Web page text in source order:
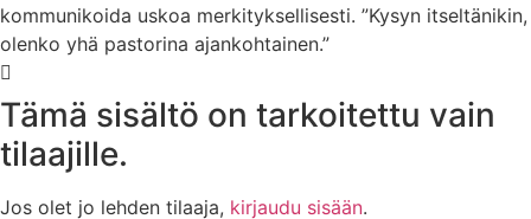
kommunikoida uskoa merkityksellisesti. ”Kysyn itseltänikin,
olenko yhä pastorina ajankohtainen.”
Tämä sisältö on tarkoitettu vain
tilaajille.
Jos olet jo lehden tilaaja, kirjaudu sisään.